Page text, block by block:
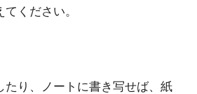
ください。
たり、ノートに書き写せば、紙